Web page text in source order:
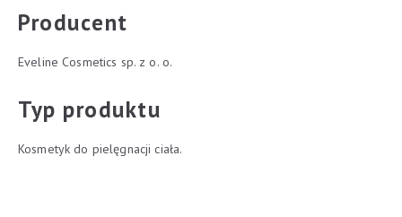
Producent
Eveline Cosmetics sp. z o. o.
Typ produktu
Kosmetyk do pielęgnacji ciała.